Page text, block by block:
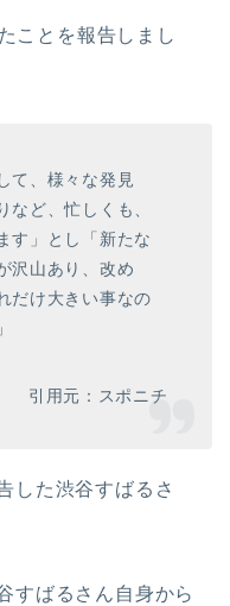
ことを報告しまし
て、様々な発見
など、忙しくも、
す」とし「新たな
沢山あり、改め
だけ大きい事なの
引用元：スポニチ
した渋谷すばるさ
すばるさん自身から